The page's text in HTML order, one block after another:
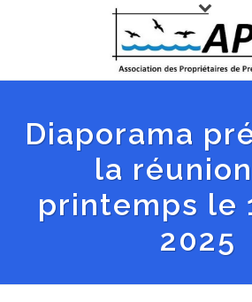
Diaporama
la
printemps le
2025